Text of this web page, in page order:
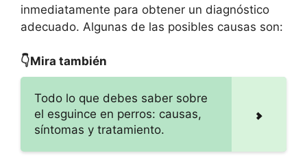
inmediatamente para obtener un diagnóstico
adecuado. Algunas de las posibles causas son:
👇Mira también
Todo lo que debes saber sobre
el esguince en perros: causas,
síntomas y tratamiento.